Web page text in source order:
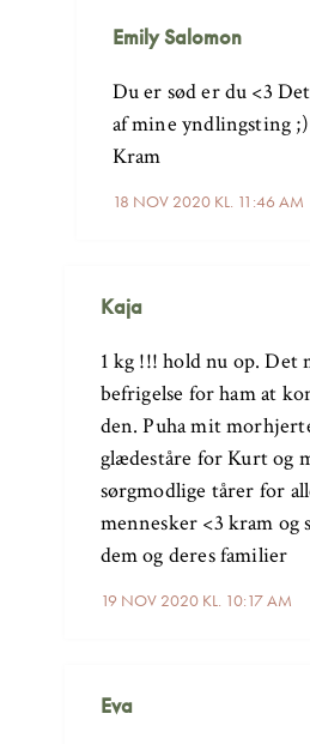
Emily Salomon
18 NOV 2020 KL. 11:46 AM
Du er sød er du <3
af mine yndlingsting ;)
Kram
Kaja
19 NOV 2020 KL. 10:17 AM
1 kg !!! hold nu op. Det
befrigelse for ham at
den. Puha mit
glædeståre for Kurt og
sørgmodlige tårer for
mennesker <3 kram og
dem og deres familier
Eva